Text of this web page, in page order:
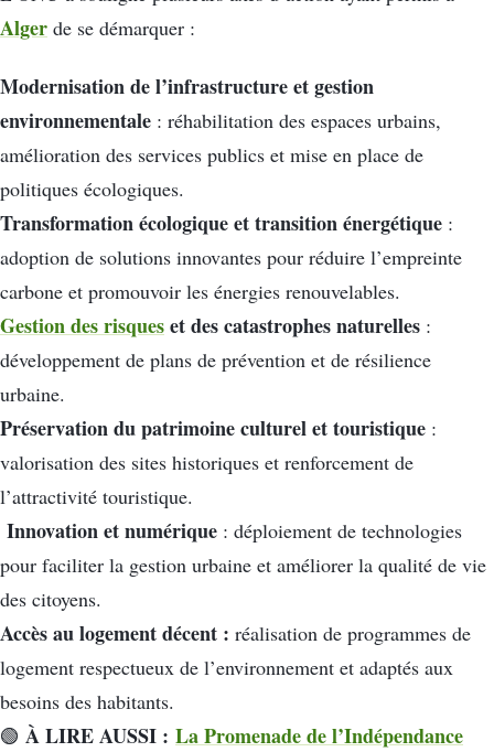
Alger de se démarquer :
Modernisation de l’infrastructure et gestion
environnementale : réhabilitation des espaces urbains,
amélioration des services publics et mise en place de
politiques écologiques.
Transformation écologique et transition énergétique :
adoption de solutions innovantes pour réduire l’empreinte
carbone et promouvoir les énergies renouvelables.
Gestion des risqueset des catastrophes naturelles :
développement de plans de prévention et de résilience
urbaine.
Préservation du patrimoine culturel et touristique :
valorisation des sites historiques et renforcement de
l’attractivité touristique.
Innovation et numérique : déploiement de technologies
pour faciliter la gestion urbaine et améliorer la qualité de vie
des citoyens.
Accès au logement décent : réalisation de programmes de
logement respectueux de l’environnement et adaptés aux
besoins des habitants.
🟢 À LIRE AUSSI : La Promenade de l’Indépendance